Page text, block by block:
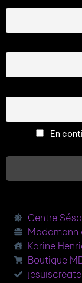
En
Centre
Karine
Boutique